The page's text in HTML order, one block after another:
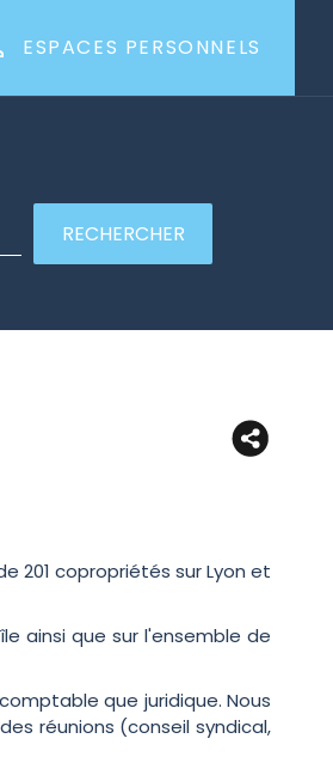
ESPACES PERSONNELS
201 copropriétés sur Lyon et
ainsi que sur l'ensemble de
que juridique. Nous
réunions (conseil syndical,